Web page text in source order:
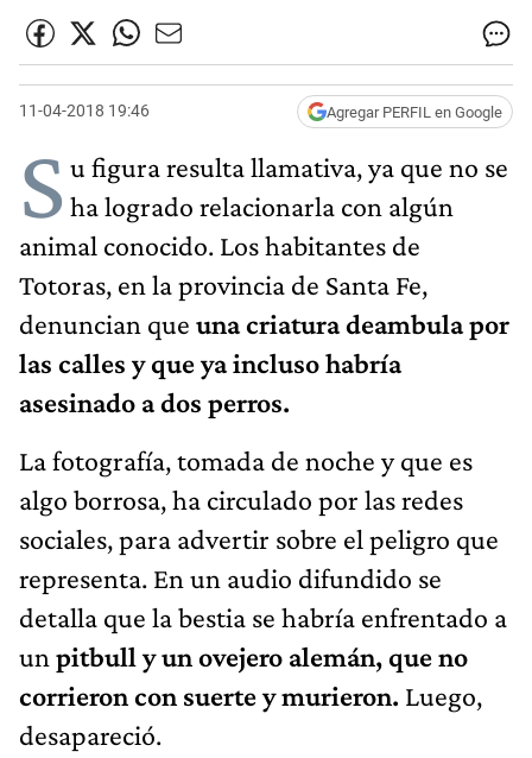
11-04-2018 19:46 Agregar PERFIL en Google
S u figura resulta llamativa, ya que no se
ha logrado relacionarla con algún
animal conocido. Los habitantes de
Totoras, en la provincia de Santa Fe,
denuncian que una criatura deambula por
las calles y que ya incluso habría
asesinado a dos perros.
La fotografía, tomada de noche y que es
algo borrosa, ha circulado por las redes
sociales, para advertir sobre el peligro que
representa. En un audio difundido se
detalla que la bestia se habría enfrentado a
un pitbull y un ovejero alemán, que no
corrieron con suerte y murieron. Luego,
desapareció.